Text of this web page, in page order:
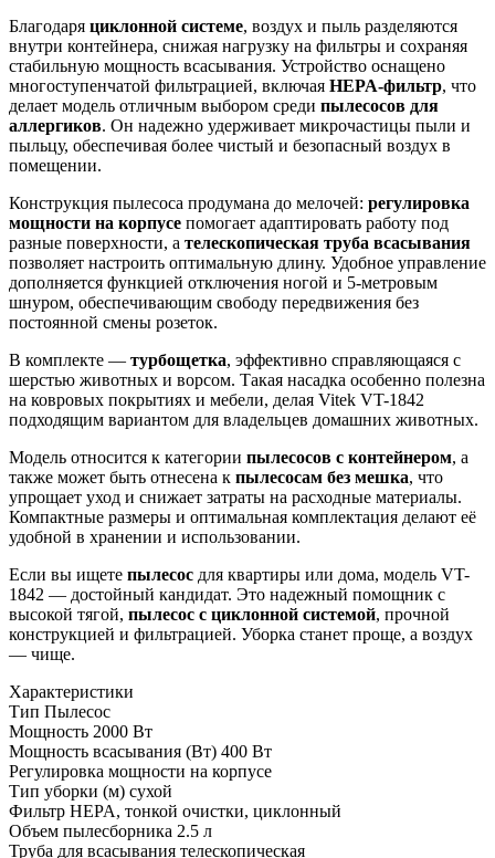
Благодаря циклонной системе, воздух и пыль разделяются
внутри контейнера, снижая нагрузку на фильтры и сохраняя
стабильную мощность всасывания. Устройство оснащено
многоступенчатой фильтрацией, включая HEPA-фильтр, что
делает модель отличным выбором среди пылесосов для
аллергиков. Он надежно удерживает микрочастицы пыли и
пыльцу, обеспечивая более чистый и безопасный воздух в
помещении.
Конструкция пылесоса продумана до мелочей: регулировка
мощности на корпусе помогает адаптировать работу под
разные поверхности, а телескопическая труба всасывания
позволяет настроить оптимальную длину. Удобное управление
дополняется функцией отключения ногой и 5-метровым
шнуром, обеспечивающим свободу передвижения без
постоянной смены розеток.
В комплекте — турбощетка, эффективно справляющаяся с
шерстью животных и ворсом. Такая насадка особенно полезна
на ковровых покрытиях и мебели, делая Vitek VT-1842
подходящим вариантом для владельцев домашних животных.
Модель относится к категории пылесосов с контейнером, а
также может быть отнесена к пылесосам без мешка, что
упрощает уход и снижает затраты на расходные материалы.
Компактные размеры и оптимальная комплектация делают её
удобной в хранении и использовании.
Если вы ищете пылесос для квартиры или дома, модель VT-
1842 — достойный кандидат. Это надежный помощник с
высокой тягой, пылесос с циклонной системой, прочной
конструкцией и фильтрацией. Уборка станет проще, а воздух
— чище.
Характеристики
Тип Пылесос
Мощность 2000 Вт
Мощность всасывания (Вт) 400 Вт
Регулировка мощности на корпусе
Тип уборки (м) сухой
Фильтр HEPA, тонкой очистки, циклонный
Объем пылесборника 2.5 л
Труба для всасывания телескопическая